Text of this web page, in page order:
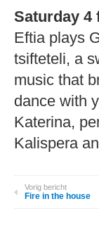
Saturday 4
Eftia plays
tsifteteli, a
music that
dance with
Katerina,
Kalispera
Vorig bericht
Fire in the house